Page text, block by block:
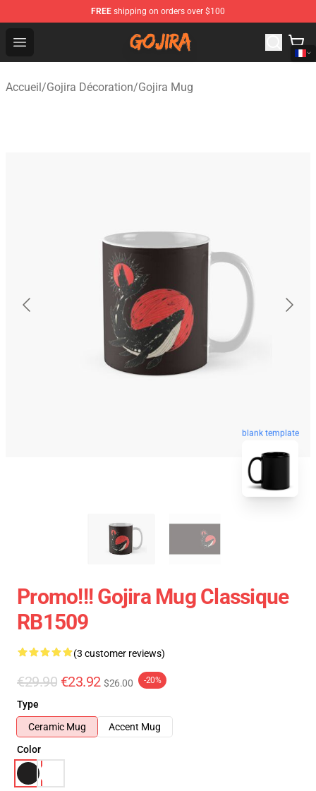
FREE shipping on orders over $100
Open menu
Gojira Shop - Official Gojira Merchandise Store
Accueil/Gojira Décoration/Gojira Mug
blank template
Promo!!! Gojira Mug Classique
RB1509
(3 customer reviews)
€29.90 €23.92 $26.00 -20%
Type
Ceramic Mug
Accent Mug
Color